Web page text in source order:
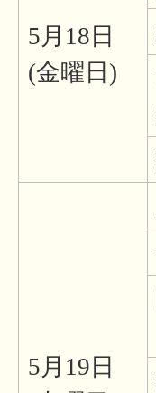
5月18日
(金曜日)
5月19日